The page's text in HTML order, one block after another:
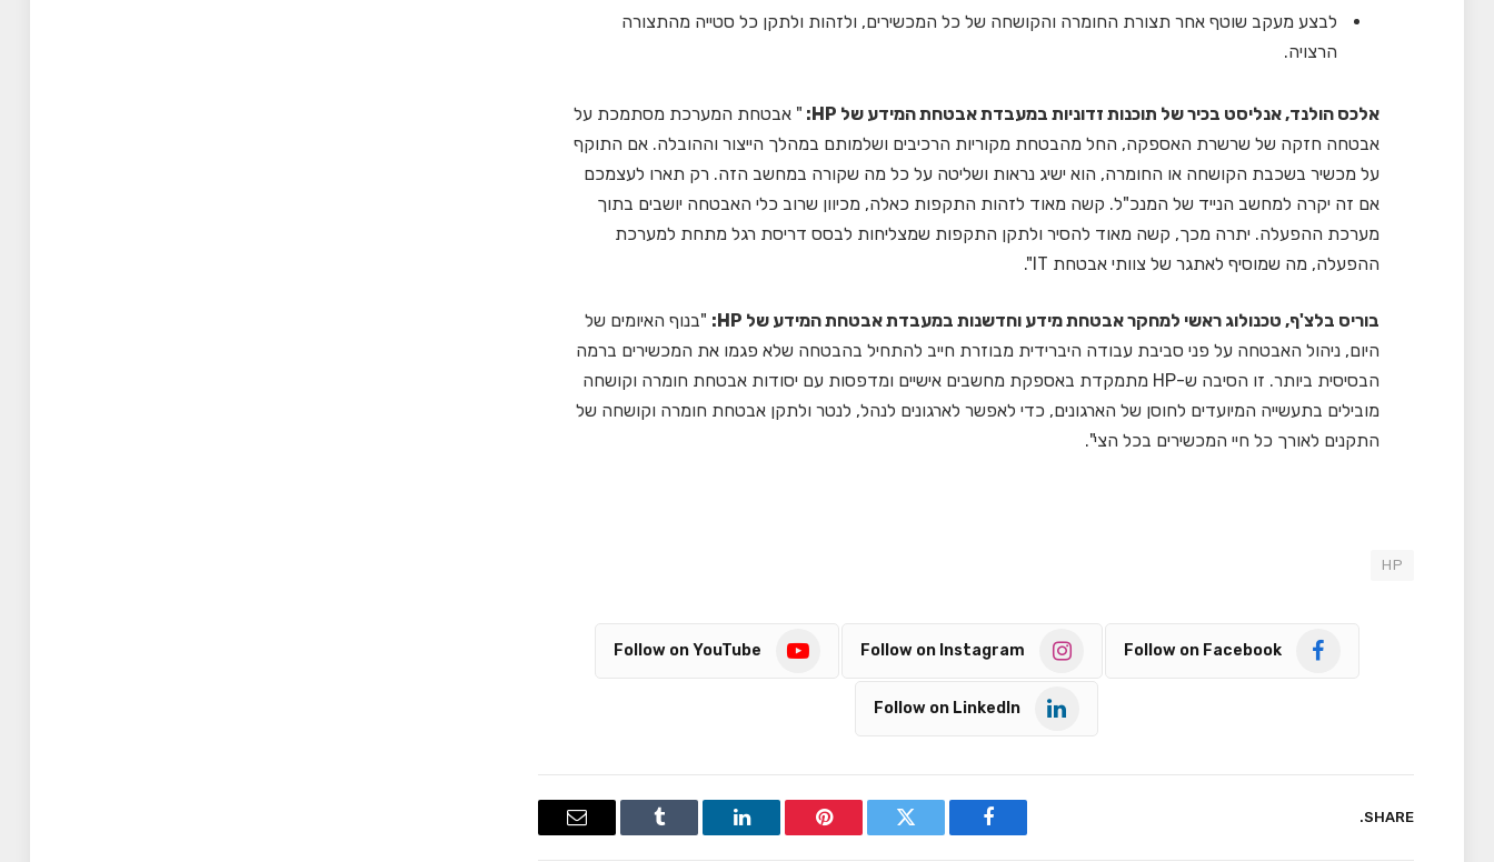
לבצע מעקב שוטף אחר תצורת החומרה והקושחה של כל המכשירים, ולזהות ולתקן כל סטייה מהתצורה
הרצויה.
אלכס הולנד, אנליסט בכיר של תוכנות זדוניות במעבדת אבטחת המידע של HP:
" אבטחת המערכת מסתמכת על
אבטחה חזקה של שרשרת האספקה, החל מהבטחת מקוריות הרכיבים ושלמותם במהלך הייצור וההובלה. אם התוקף
על מכשיר בשכבת הקושחה או החומרה, הוא ישיג נראות ושליטה על כל מה שקורה במחשב הזה. רק תארו לעצמכם
אם זה יקרה למחשב הנייד של המנכ"ל. קשה מאוד לזהות התקפות כאלה, מכיוון שרוב כלי האבטחה יושבים בתוך
מערכת ההפעלה. יתרה מכך, קשה מאוד להסיר ולתקן התקפות שמצליחות לבסס דריסת רגל מתחת למערכת
ההפעלה, מה שמוסיף לאתגר של צוותי אבטחת IT".
בוריס בלצ'ף, טכנולוג ראשי למחקר אבטחת מידע וחדשנות במעבדת אבטחת המידע של HP:
"בנוף האיומים של
היום, ניהול האבטחה על פני סביבת עבודה היברידית מבוזרת חייב להתחיל בהבטחה שלא פגמו את המכשירים ברמה
הבסיסית ביותר. זו הסיבה ש-HP מתמקדת באספקת מחשבים אישיים ומדפסות עם יסודות אבטחת חומרה וקושחה
מובילים בתעשייה המיועדים לחוסן של הארגונים, כדי לאפשר לארגונים לנהל, לנטר ולתקן אבטחת חומרה וקושחה של
התקנים לאורך כל חיי המכשירים בכל הצי".
HP
Follow on Facebook
Follow on Instagram
Follow on YouTube
Follow on LinkedIn
SHARE.
Facebook
Twitter
Pinterest
LinkedIn
Tumblr
Email